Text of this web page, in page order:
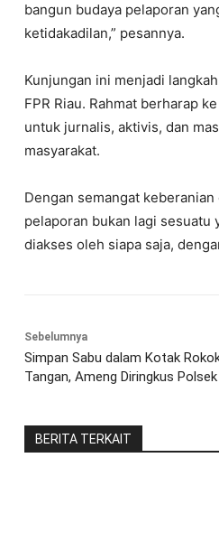
bangun budaya pelaporan
ketidakadilan,” pesannya.
Kunjungan ini menjadi
FPR Riau. Rahmat berharap
untuk jurnalis, aktivis, dan
masyarakat.
Dengan semangat
pelaporan bukan lagi sesuatu
diakses oleh siapa saja,
Sebelumnya
Simpan Sabu dalam Kotak
Tangan, Ameng Diringkus
BERITA TERKAIT